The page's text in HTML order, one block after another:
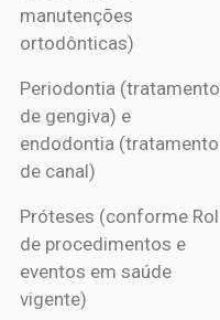
manutenções
ortodônticas)
Periodontia (tratamento
de gengiva) e
endodontia (tratamento
de canal)
Próteses (conforme Rol
de procedimentos e
eventos em saúde
vigente)